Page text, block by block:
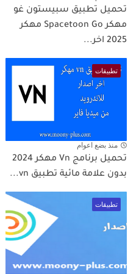
تحميل تطبيق سبيستون غو
مهكر Spacetoon Go مهكر
2025 اخر...
تطبيقات
منذ بضع اعوام
تحميل برنامج Vn مهكر 2024
بدون علامة مائية تطبيق vn...
تطبيقات